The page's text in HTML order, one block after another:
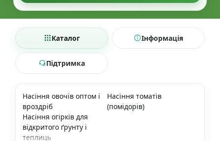
Каталог Інформація
Підтримка
Насіння овочів оптом і
вроздріб
Насіння томатів
(помідорів)
Насіння огірків для
відкритого ґрунту і
теплиць